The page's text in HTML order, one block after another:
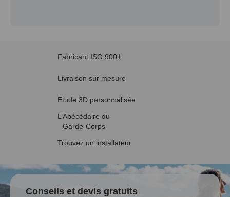
Fabricant ISO 9001
Livraison sur mesure
Etude 3D personnalisée
L’Abécédaire du
Garde-Corps
Trouvez un installateur
Conseils et devis gratuits